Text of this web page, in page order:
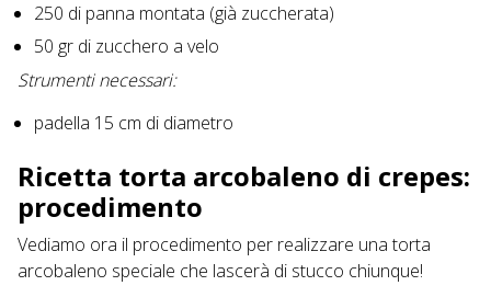
250 di panna montata (già zuccherata)
50 gr di zucchero a velo
Strumenti necessari:
padella 15 cm di diametro
Ricetta torta arcobaleno di crepes:
procedimento
Vediamo ora il procedimento per realizzare una torta
arcobaleno speciale che lascerà di stucco chiunque!